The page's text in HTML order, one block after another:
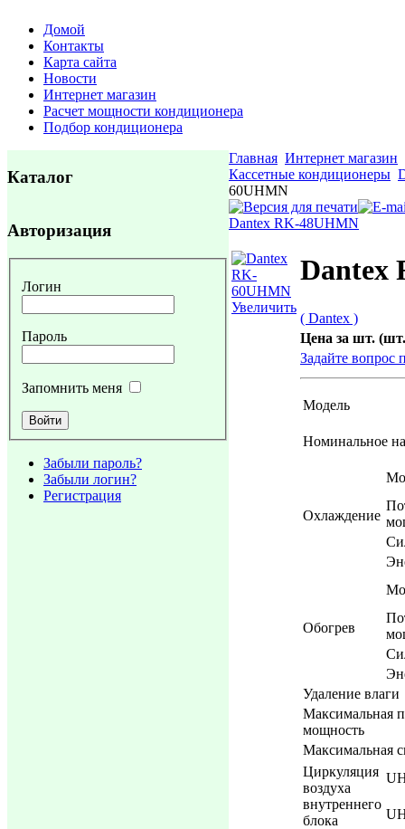
Домой
Контакты
Карта сайта
Новости
Интернет магазин
Расчет мощности кондиционера
Подбор кондиционера
Каталог
Авторизация
Логин
Пароль
Запомнить меня
Забыли пароль?
Забыли логин?
Регистрация
Главная Интернет магазин
Кассетные кондиционеры
60UHMN
Dantex RK-48UHMN
Увеличить
Dantex
( Dantex )
Цена за шт.
Задайте вопрос
Модель
Номинальное
Охлаждение
Обогрев
Удаление влаги
Максимальная
мощность
Максимальная
Циркуляция
воздуха
внутреннего
блока